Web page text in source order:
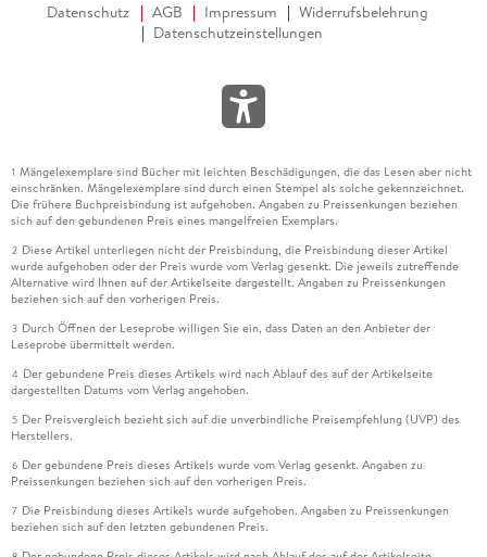
Datenschutz AGB Impressum
Widerrufsbelehrung
Datenschutzeinstellungen
1 Mängelexemplare sind Bücher mit leichten Beschädigungen, die das Lesen aber nicht
einschränken. Mängelexemplare sind durch einen Stempel als solche gekennzeichnet.
Die frühere Buchpreisbindung ist aufgehoben. Angaben zu Preissenkungen beziehen
sich auf den gebundenen Preis eines mangelfreien Exemplars.
2 Diese Artikel unterliegen nicht der Preisbindung, die Preisbindung dieser Artikel
wurde aufgehoben oder der Preis wurde vom Verlag gesenkt. Die jeweils zutreffende
Alternative wird Ihnen auf der Artikelseite dargestellt. Angaben zu Preissenkungen
beziehen sich auf den vorherigen Preis.
3 Durch Öffnen der Leseprobe willigen Sie ein, dass Daten an den Anbieter der
Leseprobe übermittelt werden.
4 Der gebundene Preis dieses Artikels wird nach Ablauf des auf der Artikelseite
dargestellten Datums vom Verlag angehoben.
5 Der Preisvergleich bezieht sich auf die unverbindliche Preisempfehlung (UVP) des
Herstellers.
6 Der gebundene Preis dieses Artikels wurde vom Verlag gesenkt. Angaben zu
Preissenkungen beziehen sich auf den vorherigen Preis.
7 Die Preisbindung dieses Artikels wurde aufgehoben. Angaben zu Preissenkungen
beziehen sich auf den letzten gebundenen Preis.